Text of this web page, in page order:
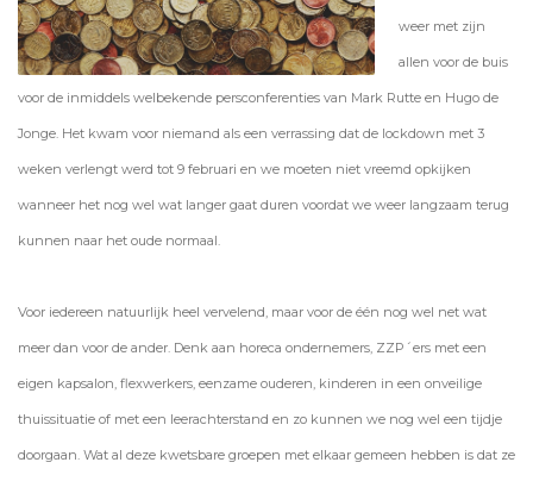
weer met zijn
allen voor de buis
voor de inmiddels welbekende persconferenties van Mark Rutte en Hugo de
Jonge. Het kwam voor niemand als een verrassing dat de lockdown met 3
weken verlengt werd tot 9 februari en we moeten niet vreemd opkijken
wanneer het nog wel wat langer gaat duren voordat we weer langzaam terug
kunnen naar het oude normaal.
Voor iedereen natuurlijk heel vervelend, maar voor de één nog wel net wat
meer dan voor de ander. Denk aan horeca ondernemers, ZZP´ers met een
eigen kapsalon, flexwerkers, eenzame ouderen, kinderen in een onveilige
thuissituatie of met een leerachterstand en zo kunnen we nog wel een tijdje
doorgaan. Wat al deze kwetsbare groepen met elkaar gemeen hebben is dat ze